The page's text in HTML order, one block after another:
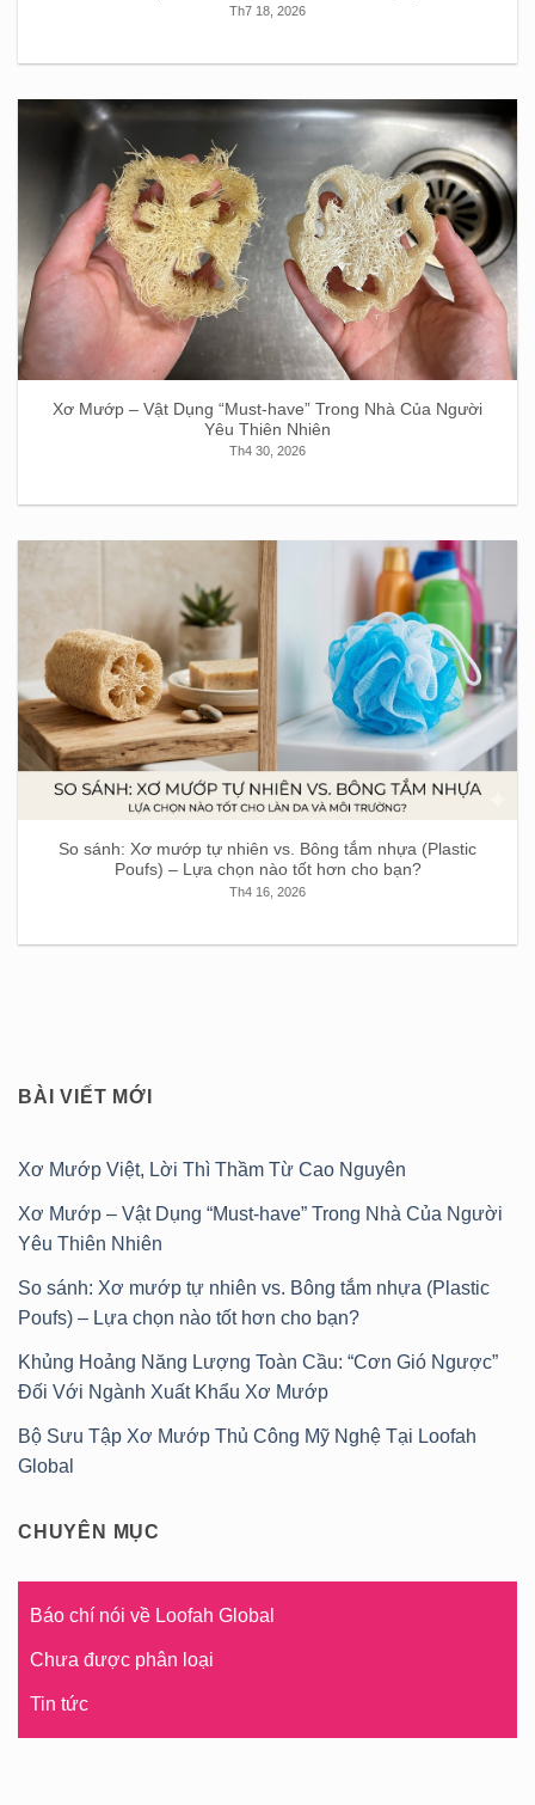
Th7 18, 2026
Xơ Mướp – Vật Dụng “Must-have” Trong Nhà Của Người
Yêu Thiên Nhiên
Th4 30, 2026
So sánh: Xơ mướp tự nhiên vs. Bông tắm nhựa (Plastic
Poufs) – Lựa chọn nào tốt hơn cho bạn?
Th4 16, 2026
BÀI VIẾT MỚI
Xơ Mướp Việt, Lời Thì Thầm Từ Cao Nguyên
Xơ Mướp – Vật Dụng “Must-have” Trong Nhà Của Người
Yêu Thiên Nhiên
So sánh: Xơ mướp tự nhiên vs. Bông tắm nhựa (Plastic
Poufs) – Lựa chọn nào tốt hơn cho bạn?
Khủng Hoảng Năng Lượng Toàn Cầu: “Cơn Gió Ngược”
Đối Với Ngành Xuất Khẩu Xơ Mướp
Bộ Sưu Tập Xơ Mướp Thủ Công Mỹ Nghệ Tại Loofah
Global
CHUYÊN MỤC
Báo chí nói về Loofah Global
Chưa được phân loại
Tin tức